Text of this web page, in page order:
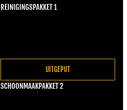
REINIGINGSPAKKET 1
UITGEPUT
SCHOONMAAKPAKKET 2